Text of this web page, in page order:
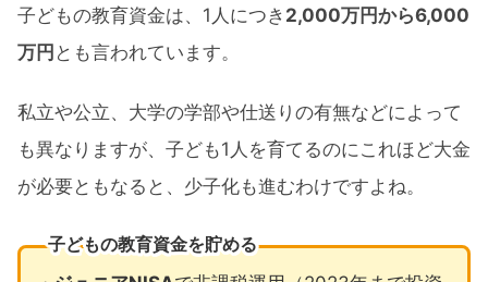
子どもの教育資金は、1人につき 2,000万円から6,000
万円 とも言われています。
私立や公立、大学の学部や仕送りの有無などによって
も異なりますが、子ども1人を育てるのにこれほど大金
が必要ともなると、少子化も進むわけですよね。
子どもの教育資金を貯める